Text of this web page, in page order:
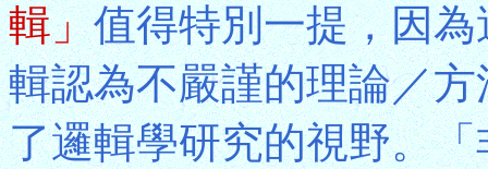
輯」值得特別一提，因
輯認為不嚴謹的理論／
了邏輯學研究的視野。